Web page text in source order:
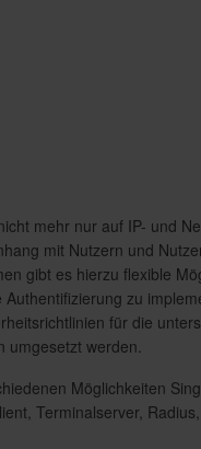
mehr nur auf IP- und
mit Nutzern und
gibt es hierzu flexible
zu
für die
umgesetzt werden.
Möglichkeiten
Terminalserver,